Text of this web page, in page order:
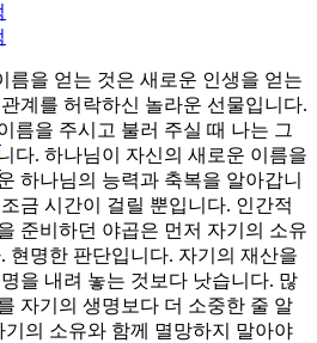
름을 얻는 것은 새로운 인생을 얻는
계를 허락하신 놀라운 선물입니다.
름을 주시고 불러 주실 때 나는 그
다. 하나님이 자신의 새로운 이름을
하나님의 능력과 축복을 알아갑니
금 시간이 걸릴 뿐입니다. 인간적
준비하던 야곱은 먼저 자기의 소유
현명한 판단입니다. 자기의 재산을
을 내려 놓는 것보다 낫습니다. 많
자기의 생명보다 더 소중한 줄 알
의 소유와 함께 멸망하지 말아야